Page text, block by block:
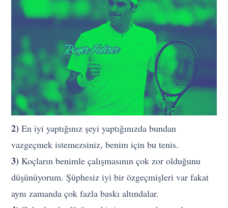
2) En iyi yaptığınız şeyi yaptığınızda bundan
vazgeçmek istemezsiniz, benim için bu tenis.
3) Koçların benimle çalışmasının çok zor olduğunu
düşünüyorum. Şüphesiz iyi bir özgeçmişleri var fakat
aynı zamanda çok fazla baskı altındalar.